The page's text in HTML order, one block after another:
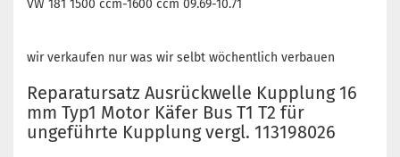
VW 181 1500 ccm-1600 ccm 09.69-10.71
wir verkaufen nur was wir selbt wöchentlich verbauen
Reparatursatz Ausrückwelle Kupplung 16
mm Typ1 Motor Käfer Bus T1 T2 für
ungeführte Kupplung vergl. 113198026